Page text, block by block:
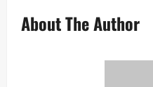
About The Author